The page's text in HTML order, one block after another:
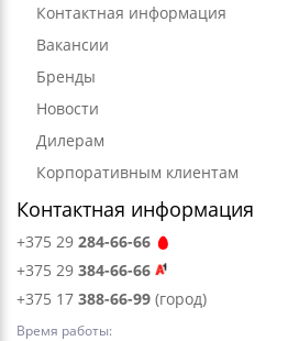
Контактная информация
Вакансии
Бренды
Новости
Дилерам
Корпоративным клиентам
Контактная информация
+375 29 284-66-66
+375 29 384-66-66
+375 17 388-66-99 (город)
Время работы: